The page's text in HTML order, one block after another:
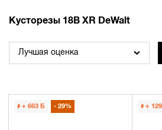
Кусторезы 18В XR DeWalt
Лучшая оценка
+ 663 Б 29% +